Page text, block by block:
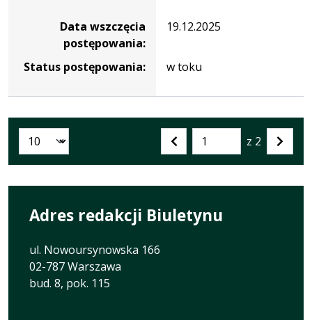
Data wszczęcia
postępowania:
19.12.2025
Status postępowania: w toku
Liczba artykułów na stronie:
Poprzednia
Przejdź
do
z 2
Adres redakcji Biuletynu
ul. Nowoursynowska 166
02-787 Warszawa
bud. 8, pok. 115